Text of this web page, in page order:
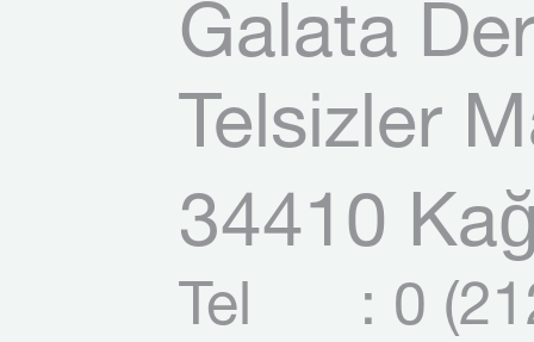
Galata
Telsizler
34410
Tel
: 0